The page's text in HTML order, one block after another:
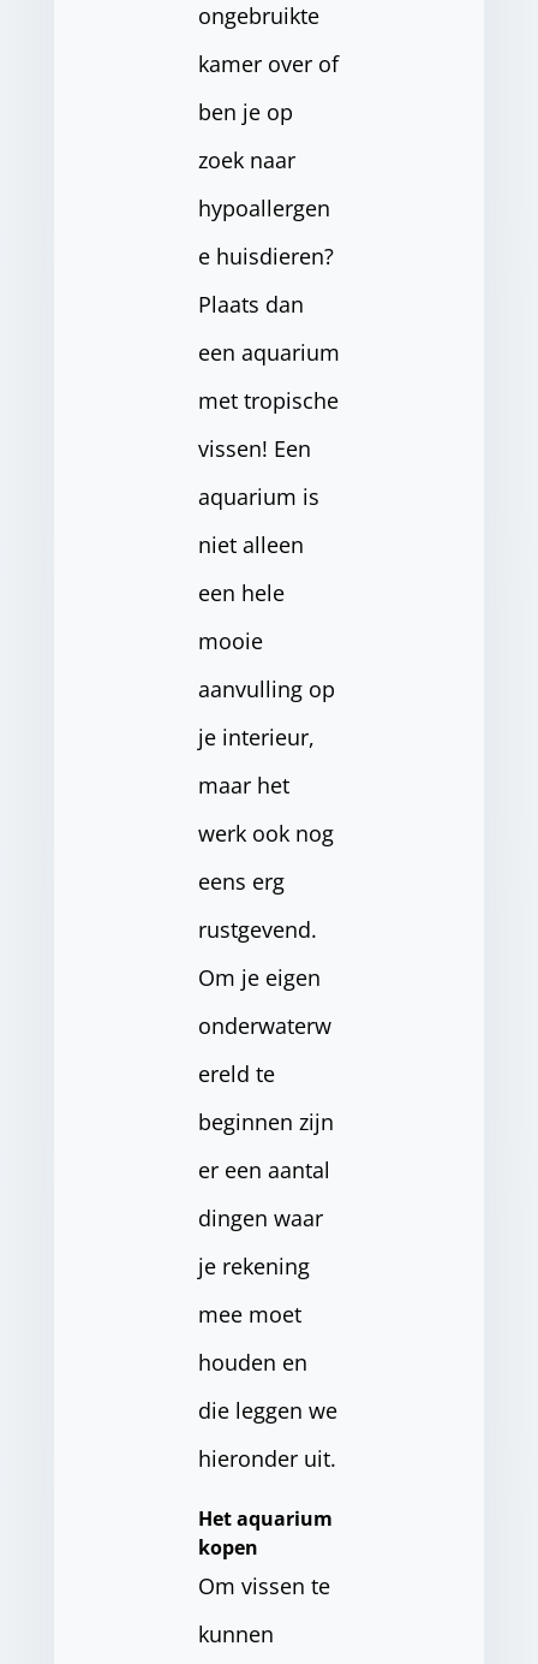
ongebruikte
kamer over of
ben je op
zoek naar
hypoallergen
e huisdieren?
Plaats dan
een aquarium
met tropische
vissen! Een
aquarium is
niet alleen
een hele
mooie
aanvulling op
je interieur,
maar het
werk ook nog
eens erg
rustgevend.
Om je eigen
onderwaterw
ereld te
beginnen zijn
er een aantal
dingen waar
je rekening
mee moet
houden en
die leggen we
hieronder uit.
Het aquarium
kopen
Om vissen te
kunnen